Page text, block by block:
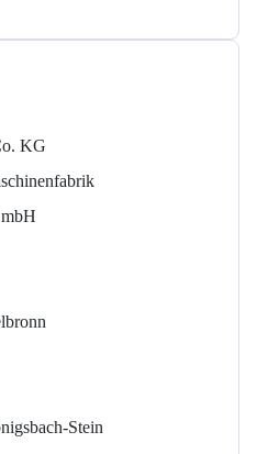
KG
Stein